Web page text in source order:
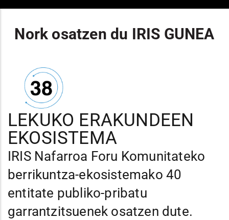
Nork osatzen du IRIS GUNEA
LEKUKO ERAKUNDEEN
EKOSISTEMA
IRIS Nafarroa Foru Komunitateko
berrikuntza-ekosistemako 40
entitate publiko-pribatu
garrantzitsuenek osatzen dute.